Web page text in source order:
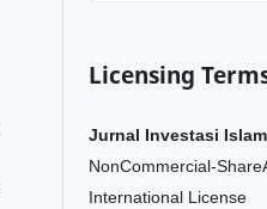
Licensing
Jurnal Investasi
NonCommercial-
International License